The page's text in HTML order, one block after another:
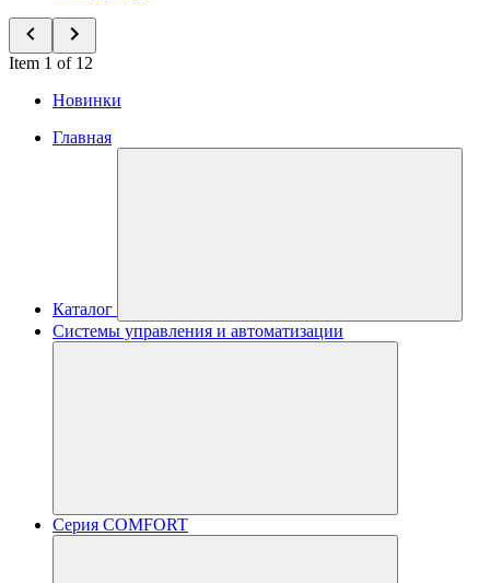
Item 1 of 12
Новинки
Главная
Каталог
Системы управления и автоматизации
Серия COMFORT